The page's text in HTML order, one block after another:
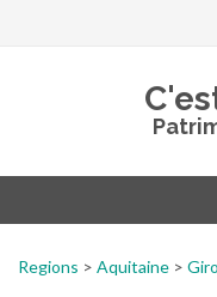
Regions > Aquitaine >